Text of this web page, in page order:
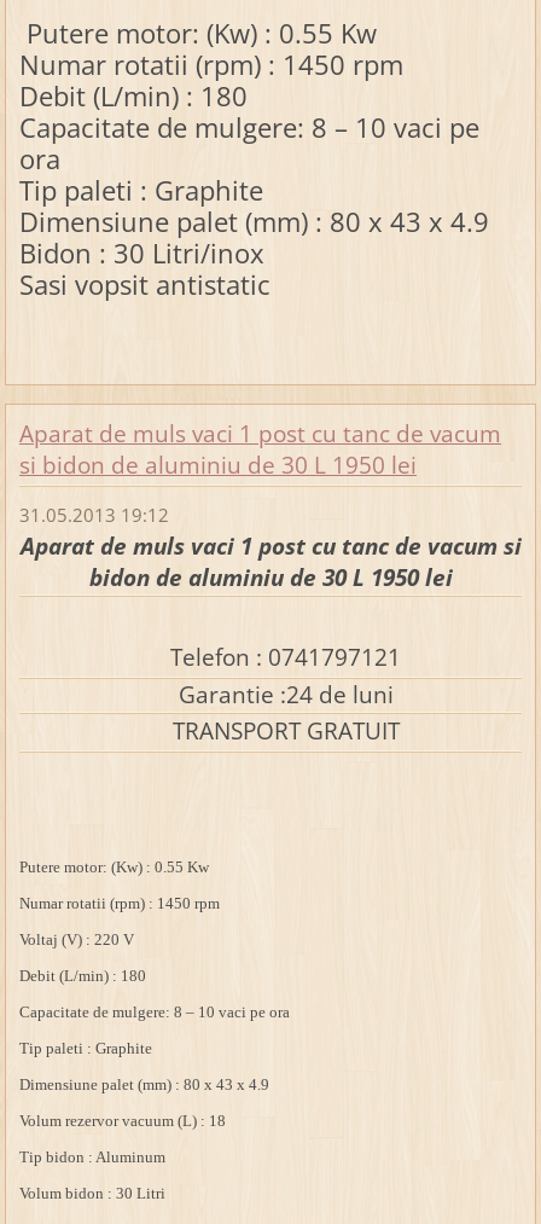
Putere motor: (Kw) : 0.55 Kw
Numar rotatii (rpm) : 1450 rpm
Debit (L/min) : 180
Capacitate de mulgere: 8 – 10 vaci pe
ora
Tip paleti : Graphite
Dimensiune palet (mm) : 80 x 43 x 4.9
Bidon : 30 Litri/inox
Sasi vopsit antistatic
Aparat de muls vaci 1 post cu tanc de vacum
si bidon de aluminiu de 30 L 1950 lei
31.05.2013 19:12
Aparat de muls vaci 1 post cu tanc de vacum si
bidon de aluminiu de 30 L 1950 lei
Telefon : 0741797121
Garantie :24 de luni
TRANSPORT GRATUIT
Putere motor: (Kw) : 0.55 Kw
Numar rotatii (rpm) : 1450 rpm
Voltaj (V) : 220 V
Debit (L/min) : 180
Capacitate de mulgere: 8 – 10 vaci pe ora
Tip paleti : Graphite
Dimensiune palet (mm) : 80 x 43 x 4.9
Volum rezervor vacuum (L) : 18
Tip bidon : Aluminum
Volum bidon : 30 Litri